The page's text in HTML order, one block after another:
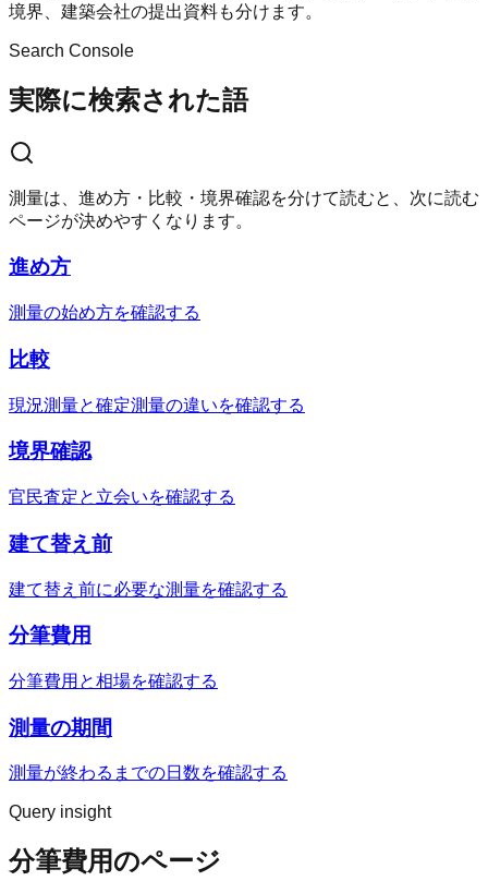
境界、建築会社の提出資料も分けます。
Search Console
実際に検索された語
測量は、進め方・比較・境界確認を分けて読むと、次に読む
ページが決めやすくなります。
進め方
測量の始め方を確認する
比較
現況測量と確定測量の違いを確認する
境界確認
官民査定と立会いを確認する
建て替え前
建て替え前に必要な測量を確認する
分筆費用
分筆費用と相場を確認する
測量の期間
測量が終わるまでの日数を確認する
Query insight
分筆費用のページ